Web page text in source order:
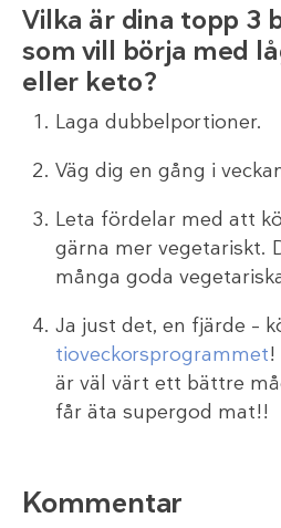
Vilka är dina topp 3
som vill börja med
eller keto?
Laga dubbelportioner.
Väg dig en gång i
Leta fördelar med att
gärna mer vegetariskt.
många goda
Ja just det, en fjärde –
tioveckorsprogrammet
är väl värt ett bättre
får äta supergod mat!!
Kommentar